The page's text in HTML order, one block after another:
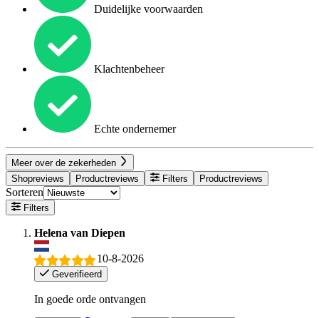
Duidelijke voorwaarden
Klachtenbeheer
Echte ondernemer
Meer over de zekerheden
Shopreviews
Productreviews Filters Productreviews
Sorteren
Filters
Helena van Diepen
10-8-2026
Geverifieerd
In goede orde ontvangen